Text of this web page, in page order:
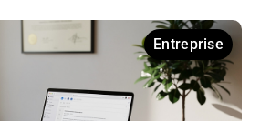
Entreprise